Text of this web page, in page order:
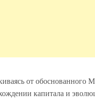
от обоснованного
капитала и